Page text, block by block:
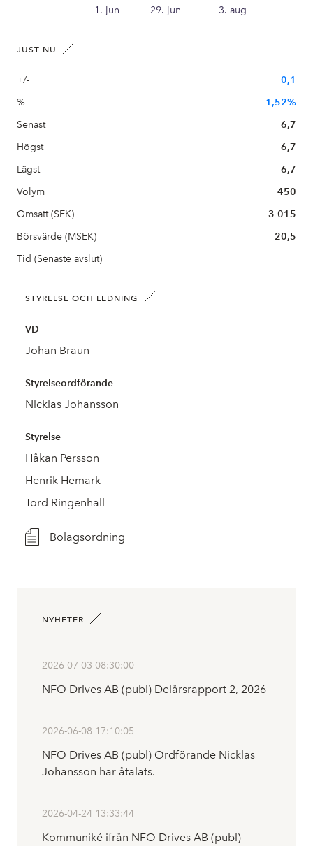
3. aug
1. jun 29. jun
JUST NU
+/-
0,1
%
1,52%
Senast
6,7
Högst
6,7
Lägst
6,7
Volym
450
Omsatt (SEK)
3 015
Börsvärde (MSEK)
20,5
Tid (Senaste avslut)
STYRELSE OCH LEDNING
VD
Johan Braun
Styrelseordförande
Nicklas Johansson
Styrelse
Håkan Persson
Henrik Hemark
Tord Ringenhall
Bolagsordning
NYHETER
2026-07-03 08:30:00
NFO Drives AB (publ) Delårsrapport 2, 2026
2026-06-08 17:10:05
NFO Drives AB (publ) Ordförande Nicklas
Johansson har åtalats.
2026-04-24 13:33:44
Kommuniké ifrån NFO Drives AB (publ)